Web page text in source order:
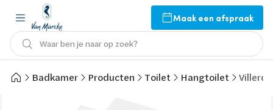
Maak een afspraak
Waar ben je naar op zoek?
Badkamer Producten Toilet Hangtoilet